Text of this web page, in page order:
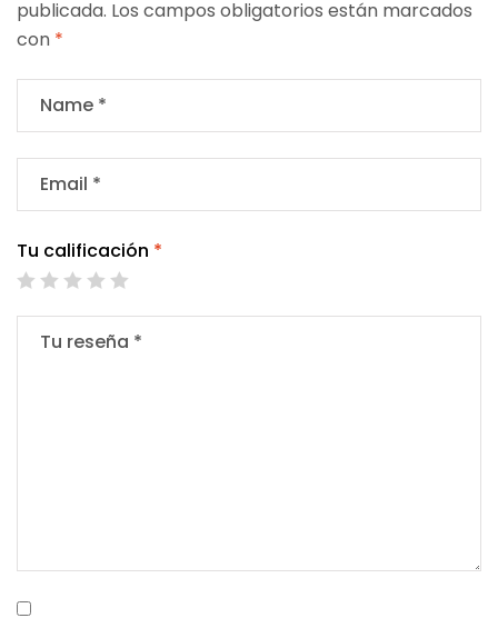
publicada. Los campos obligatorios están marcados
con *
Tu calificación *